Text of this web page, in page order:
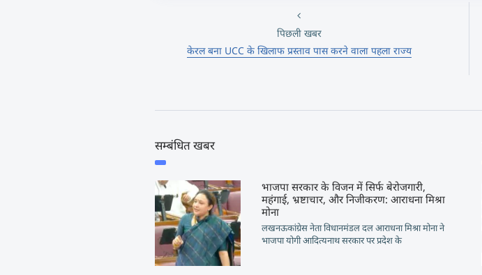
पिछली खबर
केरल बना UCC के खिलाफ प्रस्ताव पास करने वाला पहला राज्य
सम्बंधित खबर
भाजपा सरकार के विजन में सिर्फ बेरोजगारी,
महंगाई, भ्रष्टाचार, और निजीकरण: आराधना मिश्रा
मोना
लखनऊकांग्रेस नेता विधानमंडल दल आराधना मिश्रा मोना ने
भाजपा योगी आदित्यनाथ सरकार पर प्रदेश के